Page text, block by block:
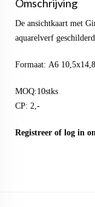
Omschrijving
De ansichtkaart met
aquarelverf
Formaat: A6
MOQ:10stks
CP: 2,-
Registreer of log in